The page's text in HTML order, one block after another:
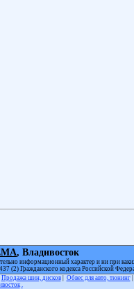
, Владивосток
информационный характер и ни при
(2) Гражданского кодекса Российской
Продажа шин, дисков| Обвес для авто, тюнинг|